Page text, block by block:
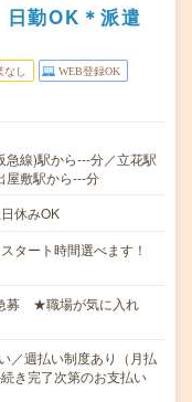
日勤OK＊派遣
なし WEB登録OK
急線)駅から---分／立花駅
屋敷駅から---分
休みOK
タート時間選べます！
募 ★職場が気に入れ
週払い制度あり（月払
き完了次第のお支払い